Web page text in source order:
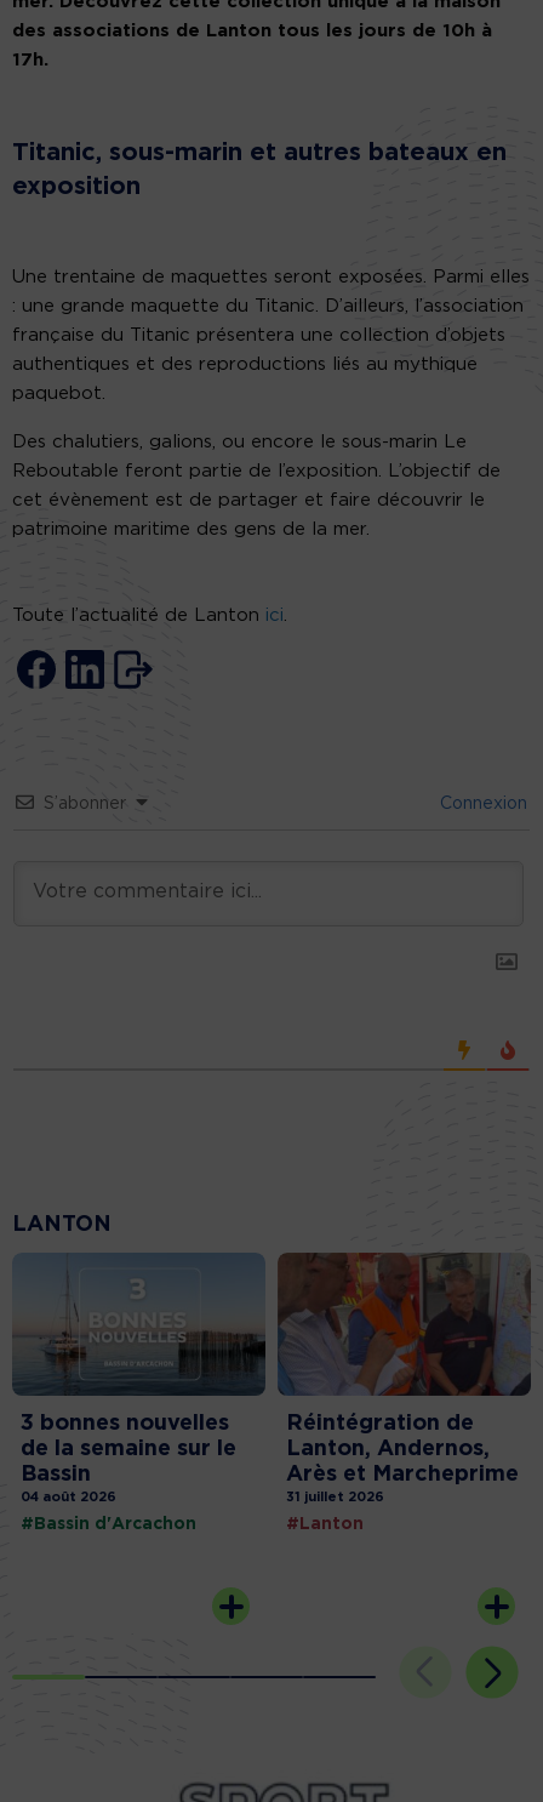
des associations de Lanton tous les jours de 10h à
17h.
Titanic, sous-marin et autres bateaux en
exposition
Une trentaine de maquettes seront exposées. Parmi elles
: une grande maquette du Titanic. D’ailleurs, l’association
française du Titanic présentera une collection d’objets
authentiques et des reproductions liés au mythique
paquebot.
Des chalutiers, galions, ou encore le sous-marin Le
Reboutable feront partie de l’exposition. L’objectif de
cet évènement est de partager et faire découvrir le
patrimoine maritime des gens de la mer.
Toute l’actualité de Lanton ici.
S’abonner Connexion
LANTON
3 bonnes nouvelles
de la semaine sur le
Bassin
04 août 2026
#Bassin d'Arcachon
Réintégration de
Lanton, Andernos,
Arès et Marcheprime
31 juillet 2026
#Lanton